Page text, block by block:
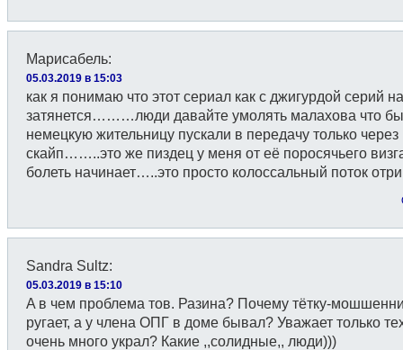
Марисабель:
05.03.2019 в 15:03
как я понимаю что этот сериал как с джигурдой серий
затянется………люди давайте умолять малахова что бы
немецкую жительницу пускали в передачу только через
скайп……..это же пиздец у меня от её поросячьего
болеть начинает…..это просто колоссальный поток
Sandra Sultz:
05.03.2019 в 15:10
A в чем проблема тов. Разина? Почему тётку-
ругает, а у члена ОПГ в доме бывал? Уважает только
очень много украл? Какие ,,солидные,, люди)))